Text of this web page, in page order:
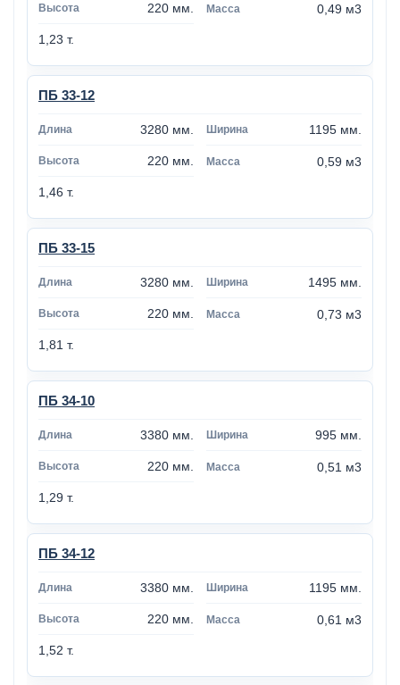
220 мм. 0,49 м3
1,23 т.
ПБ 33-12
3280 мм. 1195 мм.
220 мм. 0,59 м3
1,46 т.
ПБ 33-15
3280 мм. 1495 мм.
220 мм. 0,73 м3
1,81 т.
ПБ 34-10
3380 мм. 995 мм.
220 мм. 0,51 м3
1,29 т.
ПБ 34-12
3380 мм. 1195 мм.
220 мм. 0,61 м3
1,52 т.